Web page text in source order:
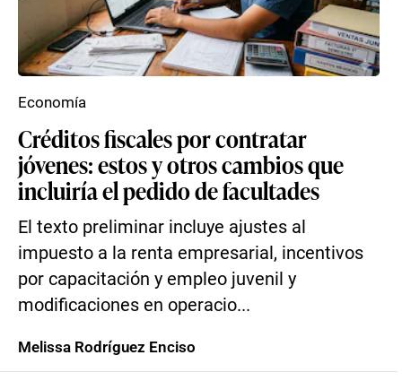
Créditos fiscales por contratar
jóvenes: estos y otros cambios que
incluiría el pedido de facultades
El texto preliminar incluye ajustes al
impuesto a la renta empresarial, incentivos
por capacitación y empleo juvenil y
modificaciones en operacio...
Economía
Melissa Rodríguez Enciso